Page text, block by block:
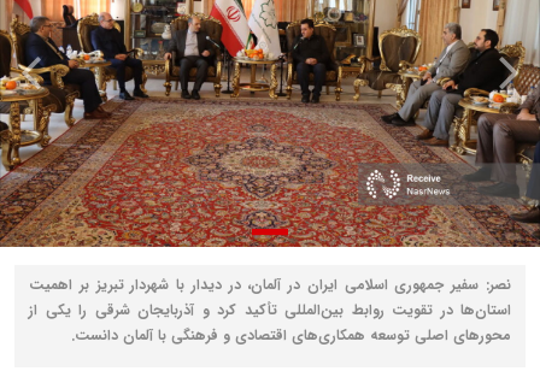
نصر: سفیر جمهوری اسلامی ایران در آلمان، در دیدار با شهردار تبریز بر اهمیت
استان‌ها در تقویت روابط بین‌المللی تأکید کرد و آذربایجان شرقی را یکی از
محورهای اصلی توسعه همکاری‌های اقتصادی و فرهنگی با آلمان دانست.